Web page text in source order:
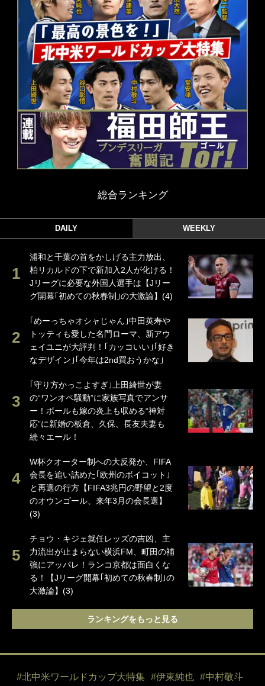
総合ランキング
DAILY WEEKLY
浦和と千葉の首をかしげる主力放出、
柏リカルドの下で新加入2人が化ける！
Jリーグに必要な外国人選手は【Jリー
グ開幕｢初めての秋春制｣の大激論】(4)
｢めーっちゃオシャじゃん｣中田英寿や
トッティも愛した名門ローマ、新アウ
ェイユニが大評判！｢カッコいい｣｢好き
なデザイン｣｢今年は2nd買おうかな｣
｢守り方かっこよすぎ｣上田綺世が妻
の“ワンオペ騒動”に家族写真でアンサ
ー！ボールも嫁の炎上も収める“神対
応”に新婚の板倉、久保、長友夫妻も
続々エール！
W杯クオーター制への大反発か、FIFA
会長を追い詰めた｢欧州のボイコット｣
と再選の行方【FIFA3兆円の野望と2度
のオウンゴール、来年3月の会長選】
(3)
チョウ・キジェ就任レッズの吉凶、主
力流出が止まらない横浜FM、町田の補
強にアッパレ！ランコ京都は面白くな
る！【Jリーグ開幕｢初めての秋春制｣の
大激論】(3)
ランキングをもっと見る
#北中米ワールドカップ大特集 #伊東純也
#中村敬斗